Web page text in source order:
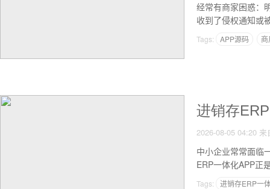
经常有商家困惑：
收到了侵权通知或
Tags: APP源码 商
进销存
2026-08-05 04:20 来
中小企业常常面临
ERP一体化APP正
复劳动转向真正的
Tags: 进销存ERP一